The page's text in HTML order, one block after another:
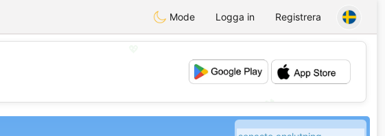
Mode Logga in Registrera